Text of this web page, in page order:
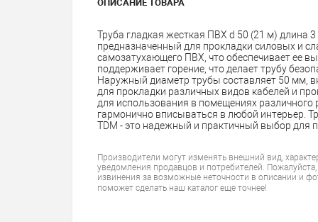
ОПИСАНИЕ ТОВАРА
Труба гладкая жесткая ПВХ d 50 (21 м) длина
предназначенный для прокладки силовых и
самозатухающего ПВХ, что обеспечивает ее
поддерживает горение, что делает трубу
Наружный диаметр трубы составляет 50 мм,
для прокладки различных видов кабелей и
для использования в помещениях
гармонично вписываться в любой интерьер.
TDM - это надежный и практичный выбор для
Производители могут изменять внешний вид,
уведомления продавцов и потребителей.
извинения за возможные неточности в описании и
поможет сделать наш каталог еще точнее!